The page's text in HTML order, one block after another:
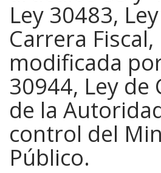
Ley 30483,
Carrera Fiscal,
modificada
30944, Ley de
de la
control del
Público.